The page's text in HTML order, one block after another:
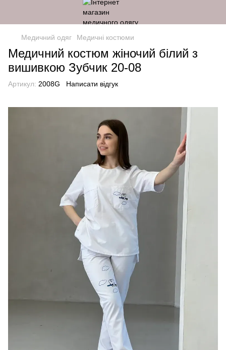
Медичний одяг Медичні костюми
Медичний костюм жіночий білий з
вишивкою Зубчик 20-08
Артикул: 2008G Написати відгук